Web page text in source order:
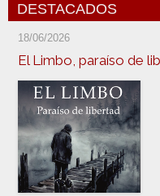
DESTACADOS
18/06/2026
El Limbo, paraíso de